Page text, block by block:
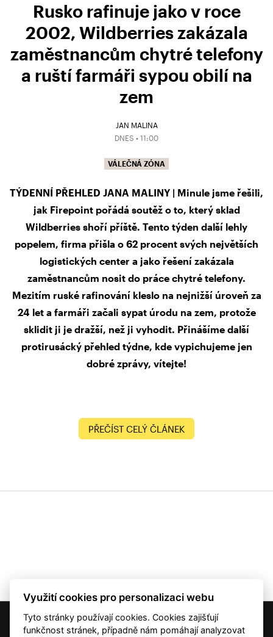
Rusko rafinuje jako v roce
2002, Wildberries zakázala
zaměstnancům chytré telefony
a ruští farmáři sypou obilí na
zem
JAN MALINA
DNES • 11:00
VÁLEČNÁ ZÓNA
TÝDENNÍ PŘEHLED JANA MALINY | Minule jsme řešili,
jak Firepoint pořádá soutěž o to, který sklad
Wildberries shoří příště. Tento týden další lehly
popelem, firma přišla o 62 procent svých největších
logistických center a jako řešení zakázala
zaměstnancům nosit do práce chytré telefony.
Mezitím ruské rafinování kleslo na nejnižší úroveň za
24 let a farmáři začali sypat úrodu na zem, protože
sklidit ji je dražší, než ji vyhodit. Přinášíme další
protirusácký přehled týdne, kde vypichujeme jen
dobré zprávy, vítejte!
PŘEČÍST CELÝ ČLÁNEK
© 2001 — 2026 Copyright CMI News a dodavatelé obsahu. |
Využití cookies pro personalizaci webu
Tyto stránky používají cookies. Cookies zajišťují
funkčnost stránek, případně nám pomáhají analyzovat